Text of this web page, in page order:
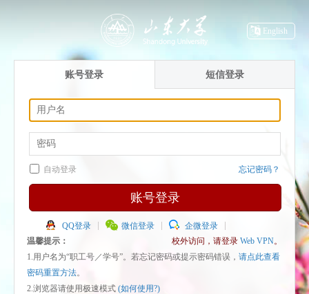
English
账号登录 短信登录
自动登录 忘记密码？
账号登录
QQ登录 微信登录
企微登录
温馨提示：
校外访问，请登录 Web VPN。
1.用户名为“职工号／学号”。若忘记密码或提示密码错误， 请点此查看
密码重置方法。
2.浏览器请使用极速模式 (如何使用?)